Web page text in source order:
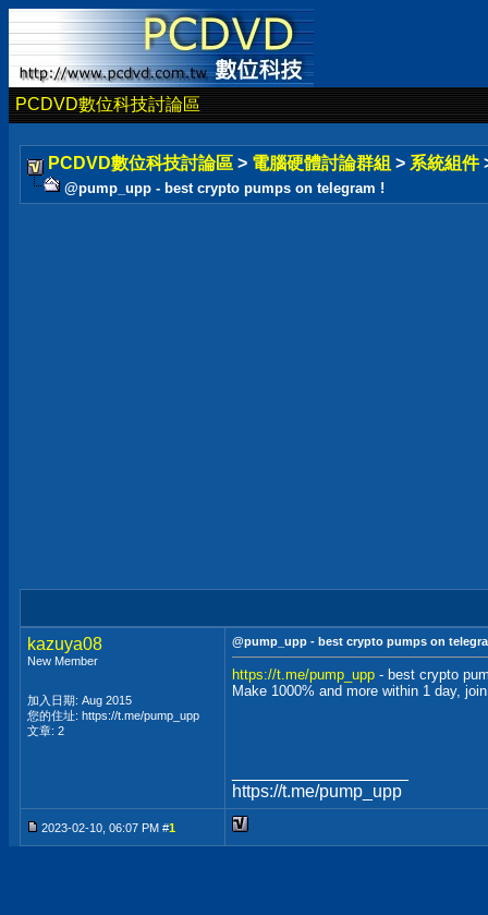
PCDVD數位科技討論區
PCDVD數位科技討論區 > 電腦硬體討論群組 > 系統組件
@pump_upp - best crypto pumps on telegram !
kazuya08
New Member
加入日期: Aug 2015
您的住址: https://t.me/pump_upp
文章: 2
@pump_upp - best crypto pumps on
https://t.me/pump_upp - best crypto
Make 1000% and more within 1 day,
https://t.me/pump_upp
2023-02-10, 06:07 PM #1